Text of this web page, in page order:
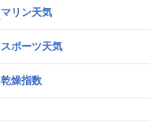
マリン天気
スポーツ天気
乾燥指数